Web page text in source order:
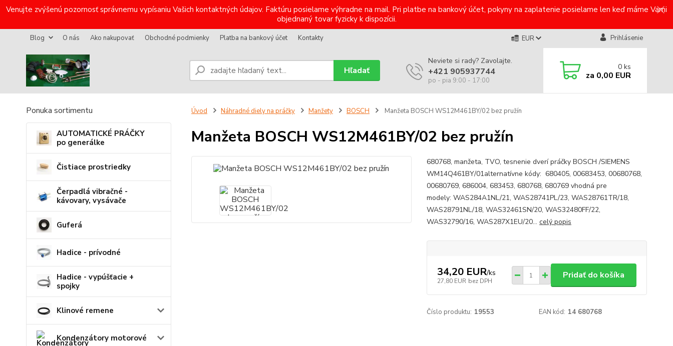
Venujte zvýšenú pozornosť správnemu vypísaniu Vašich kontaktných údajov. Faktúru posielame výhradne na mail. Pri platbe na bankový účet, pokyny na zaplatenie posielame len keď máme Vami
objednaný tovar fyzicky k dispozícii.
Blog O nás Ako nakupovať Obchodné podmienky Platba na bankový účet Kontakty EUR Prihlásenie
Hľadať
Neviete si rady? Zavolajte.
+421 905937744
po - pia 9:00 - 17:00
0 ks
za 0,00 EUR
Ponuka sortimentu
AUTOMATICKÉ PRÁČKY
po generálke
Čistiace prostriedky
Čerpadlá vibračné -
kávovary, vysávače
Guferá
Hadice - prívodné
Hadice - vypúšťacie +
spojky
Klinové remene
Kondenzátory motorové
Úvod Náhradné diely na práčky Manžety BOSCH Manžeta BOSCH WS12M461BY/02 bez pružín
Manžeta BOSCH WS12M461BY/02 bez pružín
680768, manžeta, TVO, tesnenie dverí práčky BOSCH /SIEMENS
WM14Q461BY/01alternatívne kódy: 680405, 00683453, 00680768,
00680769, 686004, 683453, 680768, 680769 vhodná pre
modely: WAS284A1NL/21, WAS28741PL/23, WAS28761TR/18,
WAS28791NL/18, WAS32461SN/20, WAS32480FF/22,
WAS32790/16, WAS287X1EU/20... celý popis
34,20 EUR/ks
27,80 EUR bez DPH
Pridať do košíka
Číslo produktu: 19553 EAN kód: 14 680768